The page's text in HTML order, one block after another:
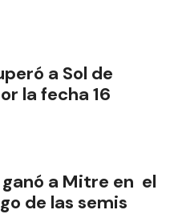
a Sol de
la fecha 16
ganó a Mitre en el
de las semis